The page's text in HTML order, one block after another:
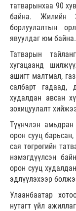
татварынхаа 90
байна. Жилийн
борлуулалтын
явуулдаг юм байна.
Татварын
хугацаанд
ашигт малтмал,
салбарт гадаад,
худалдан авсан
зохицуулалт
Түүнчлэн
орон сууц
сая төгрөгийн
нэмэгдүүлсэн
орон сууц
эдлүүлэхээр
Улаанбаатар
нутагт үйл